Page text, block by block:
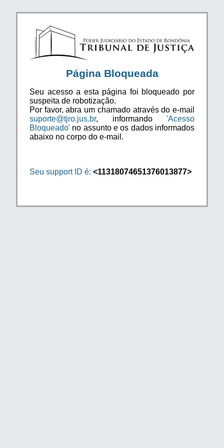
Página Bloqueada
Seu acesso a esta página foi bloqueado por
suspeita de robotização.
Por favor, abra um chamado através do e-mail
suporte@tjro.jus.br, informando 'Acesso
Bloqueado' no assunto e os dados informados
abaixo no corpo do e-mail.
Seu support ID é: <11318074651376013877>